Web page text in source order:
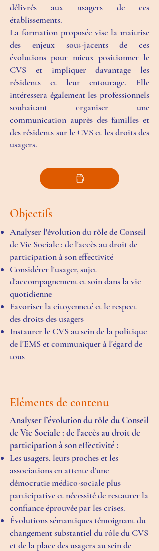
délivrés aux usagers de ces
établissements.
La formation proposée vise la maitrise
des enjeux sous-jacents de ces
évolutions pour mieux positionner le
CVS et impliquer davantage les
résidents et leur entourage. Elle
intéressera également les professionnels
souhaitant organiser une
communication auprès des familles et
des résidents sur le CVS et les droits des
usagers.
Objectifs
Analyser l'évolution du rôle de Conseil
de Vie Sociale : de l'accès au droit de
participation à son effectivité
Considérer l'usager, sujet
d'accompagnement et soin dans la vie
quotidienne
Favoriser la citoyenneté et le respect
des droits des usagers
Instaurer le CVS au sein de la politique
de l'EMS et communiquer à l'égard de
tous
Eléments de contenu
Analyser l’évolution du rôle du Conseil
de Vie Sociale : de l’accès au droit de
participation à son effectivité :
Les usagers, leurs proches et les
associations en attente d’une
démocratie médico-sociale plus
participative et nécessité de restaurer la
confiance éprouvée par les crises.
Évolutions sémantiques témoignant du
changement substantiel du rôle du CVS
et de la place des usagers au sein de